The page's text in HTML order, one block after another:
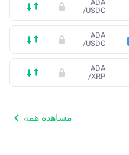
ADA
/USDC
ADA
/USDC
ADA
/XRP
مشاهده همه